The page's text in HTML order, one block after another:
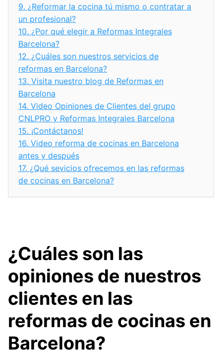
9. ¿Reformar la cocina tú mismo o contratar a
un profesional?
10. ¿Por qué elegir a Reformas Integrales
Barcelona?
12. ¿Cuáles son nuestros servicios de
reformas en Barcelona?
13. Visita nuestro blog de Reformas en
Barcelona
14. Video Opiniones de Clientes del grupo
CNLPRO y Reformas Integrales Barcelona
15. ¡Contáctanos!
16. Video reforma de cocinas en Barcelona
antes y después
17. ¿Qué sevicios ofrecemos en las reformas
de cocinas en Barcelona?
¿Cuáles son las
opiniones de nuestros
clientes en las
reformas de cocinas en
Barcelona?